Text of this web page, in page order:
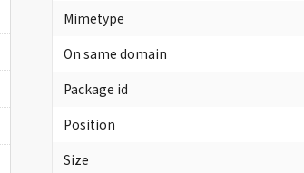
Mimetype
On same domain
Package id
Position
Size